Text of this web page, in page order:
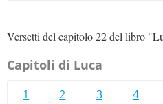
Versetti del capitolo 22 del libro
Capitoli di Luca
1 2 3 4